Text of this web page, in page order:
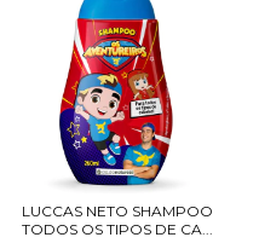
LUCCAS NETO SHAMPOO
TODOS OS TIPOS DE CA...